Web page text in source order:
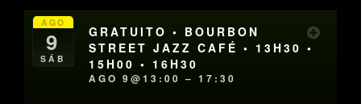
AGO
9
SÁB
GRATUITO • BOURBON
STREET JAZZ CAFÉ • 13H30 •
15H00 • 16H30
AGO 9@13:00 – 17:30